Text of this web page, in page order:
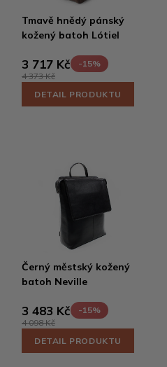
Tmavě hnědý pánský
kožený batoh Lótiel
3 717 Kč
-15%
4 373 Kč
DETAIL PRODUKTU
Černý městský kožený
batoh Neville
3 483 Kč
-15%
4 098 Kč
DETAIL PRODUKTU